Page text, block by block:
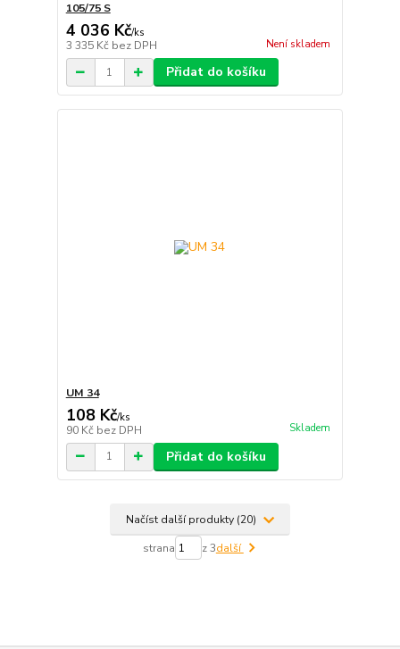
105/75 S
4 036 Kč/ks
3 335 Kč bez DPH Není skladem
Přidat do košíku
UM 34
108 Kč/ks
90 Kč bez DPH Skladem
Přidat do košíku
Načíst další produkty (20)
strana z 3další